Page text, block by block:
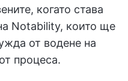
когато става
Notability, които ще
от водене на
процеса.